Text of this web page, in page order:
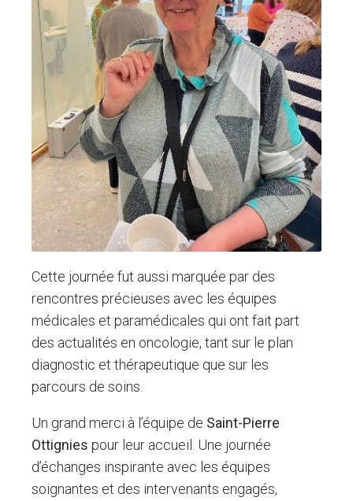
Cette journée fut aussi marquée par des
rencontres précieuses avec les équipes
médicales et paramédicales qui ont fait part
des actualités en oncologie, tant sur le plan
diagnostic et thérapeutique que sur les
parcours de soins.
Un grand merci à l’équipe de Saint-Pierre
Ottignies pour leur accueil. Une journée
d’échanges inspirante avec les équipes
soignantes et des intervenants engagés,